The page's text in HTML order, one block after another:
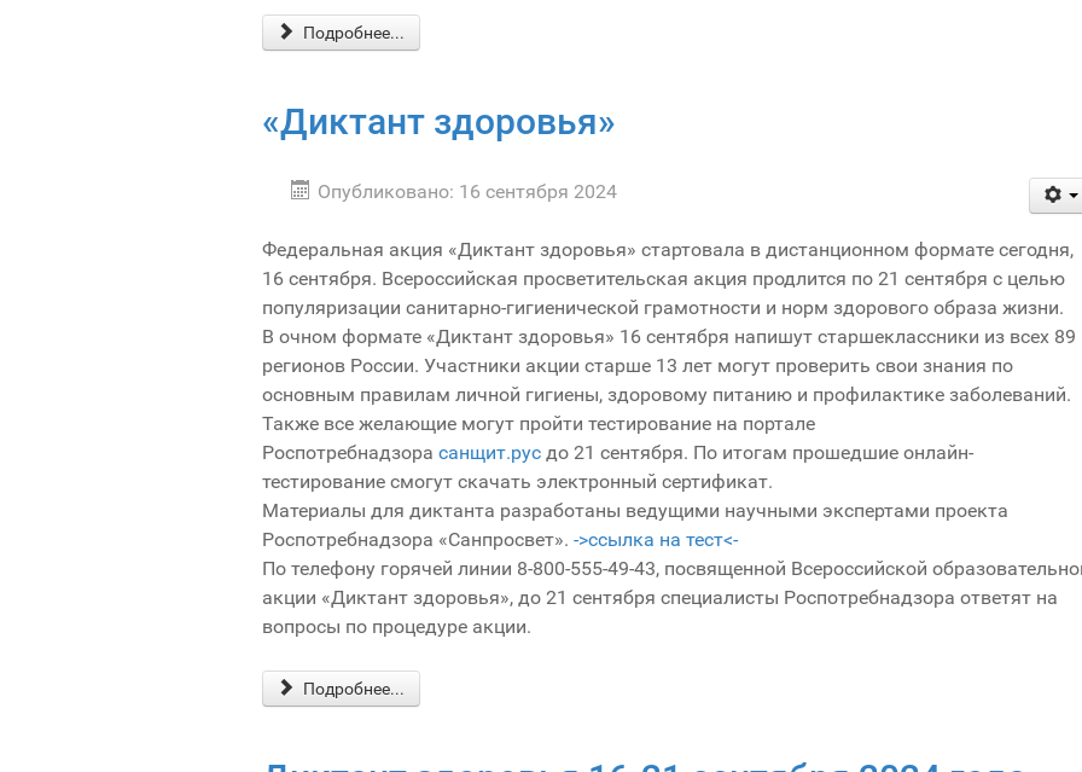
Подробнее...
«Диктант здоровья»
Опубликовано: 16 сентября 2024
Федеральная акция «Диктант здоровья» стартовала в дистанционном формате сегодня,
16 сентября. Всероссийская просветительская акция продлится по 21 сентября с целью
популяризации санитарно-гигиенической грамотности и норм здорового образа жизни.
В очном формате «Диктант здоровья» 16 сентября напишут старшеклассники из всех 89
регионов России. Участники акции старше 13 лет могут проверить свои знания по
основным правилам личной гигиены, здоровому питанию и профилактике заболеваний.
Также все желающие могут пройти тестирование на портале
Роспотребнадзора санщит.рус до 21 сентября. По итогам прошедшие онлайн-
тестирование смогут скачать электронный сертификат.
Материалы для диктанта разработаны ведущими научными экспертами проекта
Роспотребнадзора «Санпросвет». ->ссылка на тест<-
По телефону горячей линии 8-800-555-49-43, посвященной Всероссийской
акции «Диктант здоровья», до 21 сентября специалисты Роспотребнадзора ответят на
вопросы по процедуре акции.
Подробнее...